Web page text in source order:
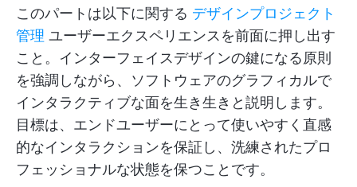
このパートは以下に関する デザインプロジェクト
管理 ユーザーエクスペリエンスを前面に押し出す
こと。インターフェイスデザインの鍵になる原則
を強調しながら、ソフトウェアのグラフィカルで
インタラクティブな面を生き生きと説明します。
目標は、エンドユーザーにとって使いやすく直感
的なインタラクションを保証し、洗練されたプロ
フェッショナルな状態を保つことです。